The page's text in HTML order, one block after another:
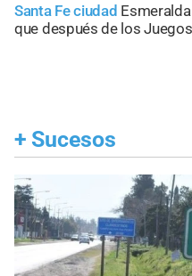
Santa Fe ciudad
que después de los
+ Sucesos